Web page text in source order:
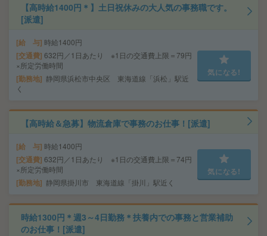
【高時給1400円＊】土日祝休みの大人気の事務職です。
[派遣]
給 与 時給1400円
交通費 632円／1日あたり ※1日の交通費上限＝79円
×所定労働時間
勤務地
静岡県浜松市中央区 東海道線「浜松」駅近
く
気になる!
【高時給＆急募】物流倉庫で事務のお仕事！[派遣]
給 与 時給1400円
交通費 632円／1日あたり ※1日の交通費上限＝74円
×所定労働時間
勤務地 静岡県掛川市 東海道線「掛川」駅近く
気になる!
時給1300円＊週3～4日勤務＊扶養内での事務と営業補助
のお仕事！[派遣]